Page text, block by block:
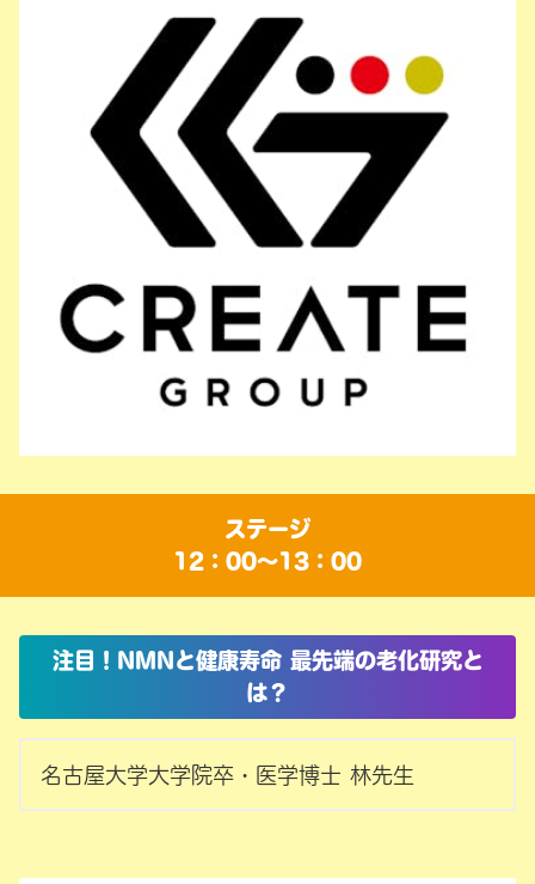
ステージ
12：00～13：00
注目！NMNと健康寿命 最先端の老化研究と
は？
名古屋大学大学院卒・医学博士 林先生